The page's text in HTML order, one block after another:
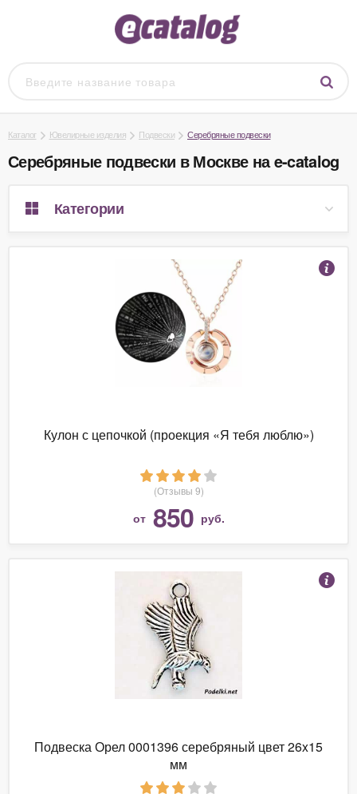
Каталог Ювелирные изделия Подвески Серебряные подвески
Серебряные подвески в Москве на e-catalog
Категории
Кулон с цепочкой (проекция «Я тебя люблю»)
(Отзывы 9)
от 850 руб.
Подвеска Орел 0001396 серебряный цвет 26x15
мм